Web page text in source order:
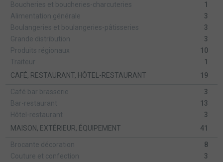
Boucheries et boucheries-charcuteries
1
Alimentation générale
3
Boulangeries et boulangeries-pâtisseries
3
Grande distribution
3
Produits régionaux
10
Traiteur
1
CAFÉ, RESTAURANT, HÔTEL-RESTAURANT
19
Café bar brasserie
3
Bar-restaurant
13
Hôtel-restaurant
3
MAISON, EXTÉRIEUR, ÉQUIPEMENT
41
Brocante décoration
8
Couture et confection
3